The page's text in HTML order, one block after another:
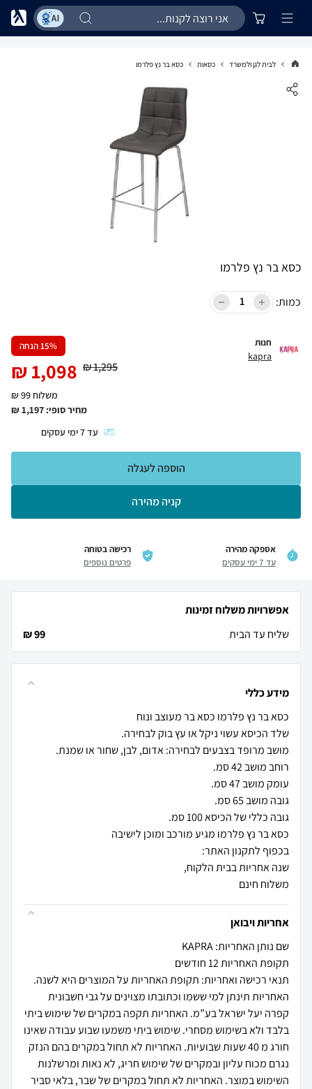
לבית לגן ולמשרד כסאות כסא בר נץ פלרמו
כסא בר נץ פלרמו
כמות:
חנות
kapra
15% הנחה
1,295
₪
1,098
₪
משלוח 99 ₪
מחיר סופי: 1,197
₪
עד7ימי עסקים
קניה מהירה
הוספה לעגלה
אספקה מהירה
עד 7 ימי עסקים
רכישה בטוחה
פרטים נוספים
אפשרויות משלוח זמינות
שליח עד הבית
99 ₪
מידע כללי
משלוח חינם
אחריות ויבואן
שם נותן האחריות: KAPRA
תקופת האחריות 12 חודשים
תנאי רכישה ואחריות: תקופת האחריות על המוצרים היא לשנה.
האחריות תינתן למי ששמו וכתובתו מצוינים על גבי חשבונית
קפרה יעל ישראל בע”מ. האחריות תקפה במקרים של שימוש ביתי
בלבד ולא בשימוש מסחרי. שימוש ביתי משמעו שבוע עבודה שאינו
חורג מ 40 שעות שבועיות. האחריות לא תחול במקרים בהם הנזק
נגרם מכוח עליון ובמקרים של שימוש חריג, לא נאות ומרשלנות
השימוש במוצר. האחריות לא תחול במקרים של שבר, בלאי סביר